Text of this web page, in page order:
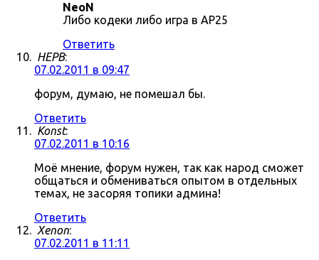
NeoN
Либо кодеки либо игра в AP25
Ответить
HEPB:
07.02.2011 в 09:47
форум, думаю, не помешал бы.
Ответить
Konst:
07.02.2011 в 10:16
Моё мнение, форум нужен, так как народ сможет
общаться и обмениваться опытом в отдельных
темах, не засоряя топики админа!
Ответить
Xenon:
07.02.2011 в 11:11